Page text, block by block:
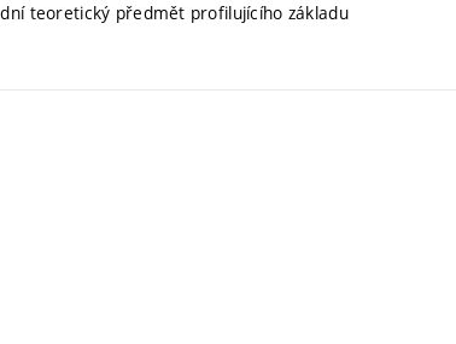
teoretický předmět profilujícího základu